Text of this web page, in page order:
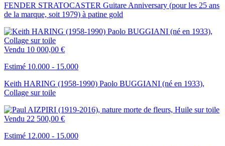
FENDER STRATOCASTER Guitare Anniversary (pour les 25 ans
de la marque, soit 1979) à patine gold
Vendu 10 000,00 €
Estimé 10.000 - 15.000
Keith HARING (1958-1990) Paolo BUGGIANI (né en 1933),
Collage sur toile
Vendu 22 500,00 €
Estimé 12.000 - 15.000